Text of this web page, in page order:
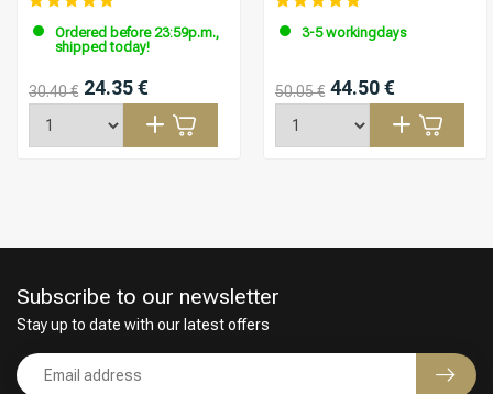
Ordered before 23:59p.m.,
shipped today!
30.40 € 24.35 €
3-5 workingdays
50.05 € 44.50 €
Subscribe to our newsletter
Stay up to date with our latest offers